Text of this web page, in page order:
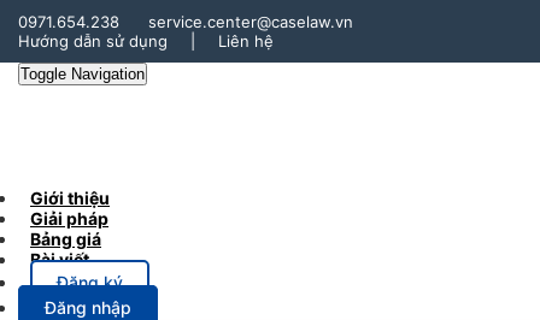
0971.654.238
service.center@caselaw.vn
Hướng dẫn sử dụng
Liên hệ
Toggle Navigation
Giới thiệu
Giải pháp
Bảng giá
Bài viết
Đăng ký
Đăng nhập